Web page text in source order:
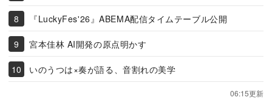
『LuckyFes'26』ABEMA配信タイムテーブル公開
宮本佳林 AI開発の原点明かす
いのうつは×奏が語る、音割れの美学
06:15更新